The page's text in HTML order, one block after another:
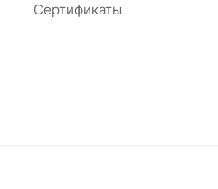
Сертификаты